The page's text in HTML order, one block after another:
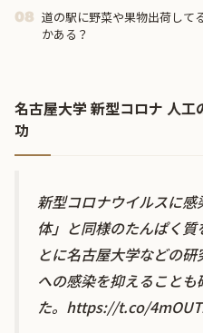
08 道の駅に野菜や果物出荷して
かある？
名古屋大学 新型コロナ 人
功
新型コロナウイルスに
体」と同様のたんぱく
とに名古屋大学などの
への感染を抑えること
た。 https://t.co/